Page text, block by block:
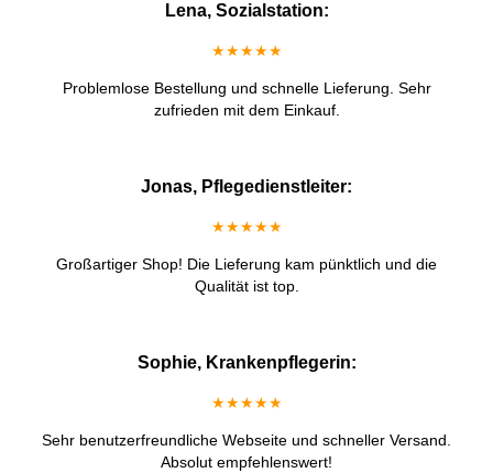
Lena, Sozialstation:
★★★★★
Problemlose Bestellung und schnelle Lieferung. Sehr
zufrieden mit dem Einkauf.
Jonas, Pflegedienstleiter:
★★★★★
Großartiger Shop! Die Lieferung kam pünktlich und die
Qualität ist top.
Sophie, Krankenpflegerin:
★★★★★
Sehr benutzerfreundliche Webseite und schneller Versand.
Absolut empfehlenswert!